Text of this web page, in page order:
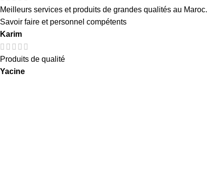
Meilleurs services et produits de grandes qualités au Maroc.
Savoir faire et personnel compétents
Karim
Produits de qualité
Yacine